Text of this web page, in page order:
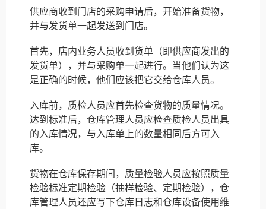
供应商收到门店的采购申请后，开始准备货物，
并与发货单一起发送到门店。
首先，店内业务人员收到货单（即供应商发出的
发货单），并与采购单一起进行。当他们认为这
是正确的时候，他们应该把它交给仓库人员。
入库前，质检人员应首先检查货物的质量情况。
达到标准后，仓库管理人员应检查质检人员出具
的入库情况，与入库单上的数量相同后方可入
库。
货物在仓库保存期间，质量检验人员应按照质量
检验标准定期检验（抽样检验、定期检验），仓
库管理人员还应写下仓库日志和仓库设备使用维